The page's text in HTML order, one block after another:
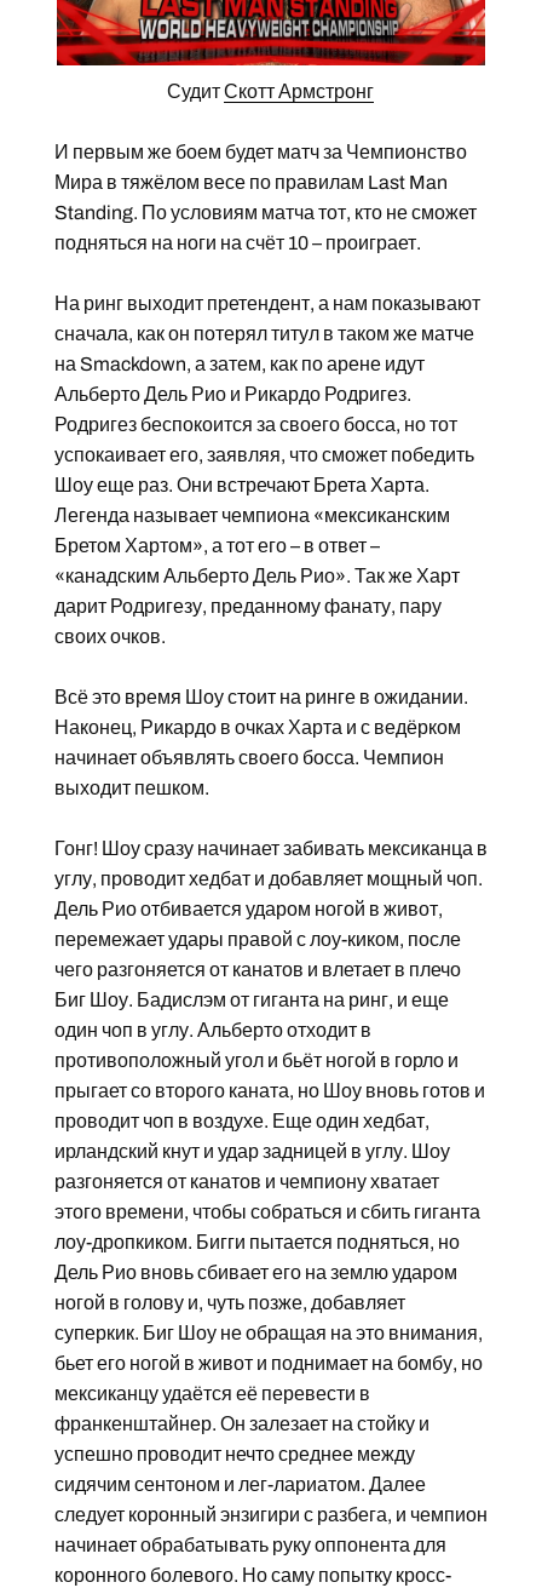
СудитСкотт Армстронг
И первым же боем будет матч за Чемпионство
Мира в тяжёлом весе по правилам Last Man
Standing. По условиям матча тот, кто не сможет
подняться на ноги на счёт 10 – проиграет.
На ринг выходит претендент, а нам показывают
сначала, как он потерял титул в таком же матче
на Smackdown, а затем, как по арене идут
Альберто Дель Рио и Рикардо Родригез.
Родригез беспокоится за своего босса, но тот
успокаивает его, заявляя, что сможет победить
Шоу еще раз. Они встречают Брета Харта.
Легенда называет чемпиона «мексиканским
Бретом Хартом», а тот его – в ответ –
«канадским Альберто Дель Рио». Так же Харт
дарит Родригезу, преданному фанату, пару
своих очков.
Всё это время Шоу стоит на ринге в ожидании.
Наконец, Рикардо в очках Харта и с ведёрком
начинает объявлять своего босса. Чемпион
выходит пешком.
Гонг! Шоу сразу начинает забивать мексиканца в
углу, проводит хедбат и добавляет мощный чоп.
Дель Рио отбивается ударом ногой в живот,
перемежает удары правой с лоу-киком, после
чего разгоняется от канатов и влетает в плечо
Биг Шоу. Бадислэм от гиганта на ринг, и еще
один чоп в углу. Альберто отходит в
противоположный угол и бьёт ногой в горло и
прыгает со второго каната, но Шоу вновь готов и
проводит чоп в воздухе. Еще один хедбат,
ирландский кнут и удар задницей в углу. Шоу
разгоняется от канатов и чемпиону хватает
этого времени, чтобы собраться и сбить гиганта
лоу-дропкиком. Бигги пытается подняться, но
Дель Рио вновь сбивает его на землю ударом
ногой в голову и, чуть позже, добавляет
суперкик. Биг Шоу не обращая на это внимания,
бьет его ногой в живот и поднимает на бомбу, но
мексиканцу удаётся её перевести в
франкенштайнер. Он залезает на стойку и
успешно проводит нечто среднее между
сидячим сентоном и лег-лариатом. Далее
следует коронный энзигири с разбега, и чемпион
начинает обрабатывать руку оппонента для
коронного болевого. Но саму попытку кросс-